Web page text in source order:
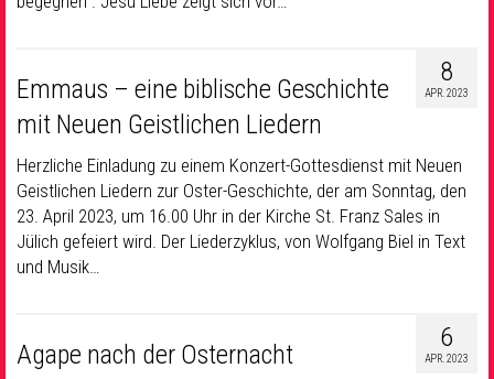
8
APR. 2023
Emmaus – eine biblische Geschichte
mit Neuen Geistlichen Liedern
Herzliche Einladung zu einem Konzert-Gottesdienst mit Neuen
Geistlichen Liedern zur Oster-Geschichte, der am Sonntag, den
23. April 2023, um 16.00 Uhr in der Kirche St. Franz Sales in
Jülich gefeiert wird. Der Liederzyklus, von Wolfgang Biel in Text
und Musik…
6
APR. 2023
Agape nach der Osternacht